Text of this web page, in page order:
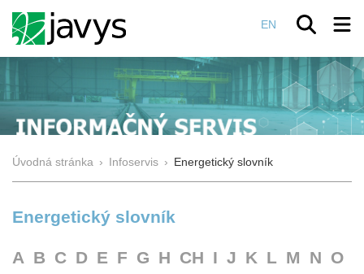
EN
Úvodná stránka › Infoservis › Energetický slovník
Energetický slovník
A B C D E F G H CH I J K L M N O